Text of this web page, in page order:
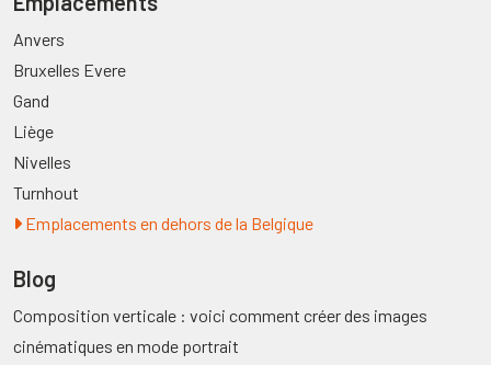
Anvers
Bruxelles Evere
Gand
Liège
Nivelles
Turnhout
Emplacements en dehors de la Belgique
Blog
Composition verticale : voici comment créer des images
cinématiques en mode portrait